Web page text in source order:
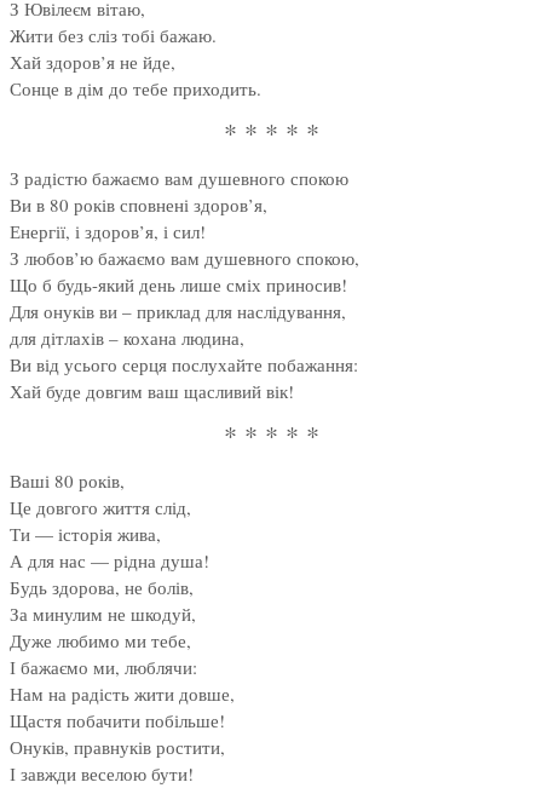
З Ювілеєм вітаю,
Жити без сліз тобі бажаю.
Хай здоров’я не йде,
Сонце в дім до тебе приходить.
* * * * *
З радістю бажаємо вам душевного спокою
Ви в 80 років сповнені здоров’я,
Енергії, і здоров’я, і сил!
З любов’ю бажаємо вам душевного спокою,
Що б будь-який день лише сміх приносив!
Для онуків ви – приклад для наслідування,
для дітлахів – кохана людина,
Ви від усього серця послухайте побажання:
Хай буде довгим ваш щасливий вік!
* * * * *
Ваші 80 років,
Це довгого життя слід,
Ти — історія жива,
А для нас — рідна душа!
Будь здорова, не болів,
За минулим не шкодуй,
Дуже любимо ми тебе,
І бажаємо ми, люблячи:
Нам на радість жити довше,
Щастя побачити побільше!
Онуків, правнуків ростити,
І завжди веселою бути!